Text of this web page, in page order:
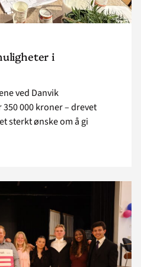
i
ved Danvik
000 kroner – drevet
sterkt ønske om å gi
Read
"Sagavoll samlet
inn
til
liv